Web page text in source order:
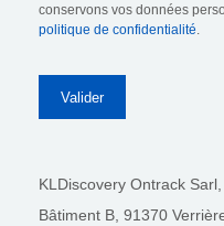
conservons vos données
politique de confidentialité.
KLDiscovery Ontrack Sarl,
Bâtiment B, 91370